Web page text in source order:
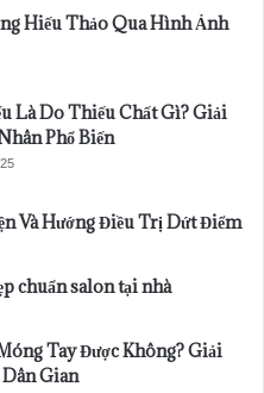
Hiếu Thảo Qua Hình Ảnh
Là Do Thiếu Chất Gì? Giải
Phổ Biến
Và Hướng Điều Trị Dứt Điểm
chuẩn salon tại nhà
Tay Được Không? Giải
Gian